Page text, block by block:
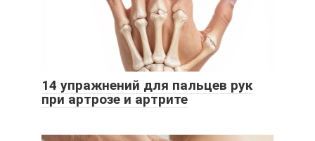
14 упражнений для пальцев рук
при артрозе и артрите